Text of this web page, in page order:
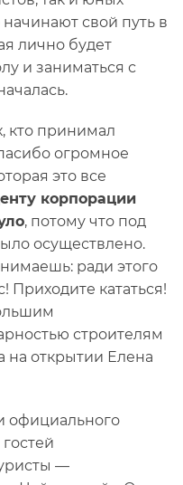
свой путь в
лично будет
и заниматься с
кто принимал
огромное
это все
корпорации
, потому что под
осуществлено.
ради этого
Приходите кататься!
строителям
на открытии Елена
официального
—